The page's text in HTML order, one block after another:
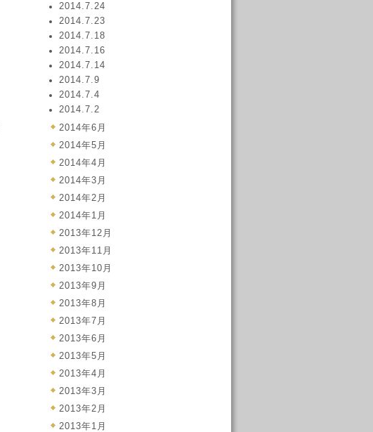
2014.7.24
2014.7.23
2014.7.18
2014.7.16
2014.7.14
2014.7.9
2014.7.4
2014.7.2
2014年6月
2014年5月
2014年4月
2014年3月
2014年2月
2014年1月
2013年12月
2013年11月
2013年10月
2013年9月
2013年8月
2013年7月
2013年6月
2013年5月
2013年4月
2013年3月
2013年2月
2013年1月